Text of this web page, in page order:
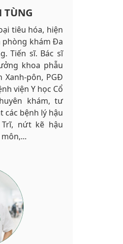
TÙNG
tiêu hóa, hiện
khám Đa
Tiến sĩ. Bác sĩ
khoa phẫu
pôn, PGĐ
viện Y học Cổ
khám, tư
các bệnh lý hậu
nứt kẽ hậu